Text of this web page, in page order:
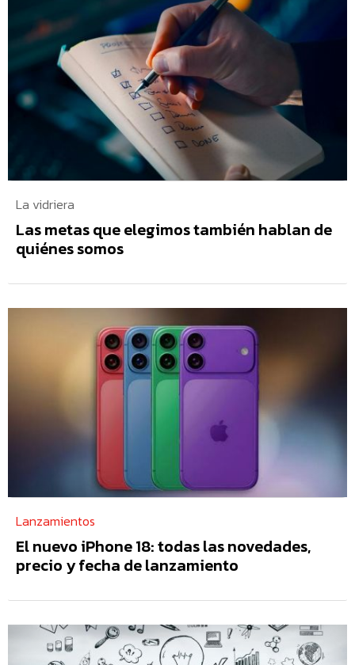
La vidriera
Las metas que elegimos también hablan de
quiénes somos
Lanzamientos
El nuevo iPhone 18: todas las novedades,
precio y fecha de lanzamiento